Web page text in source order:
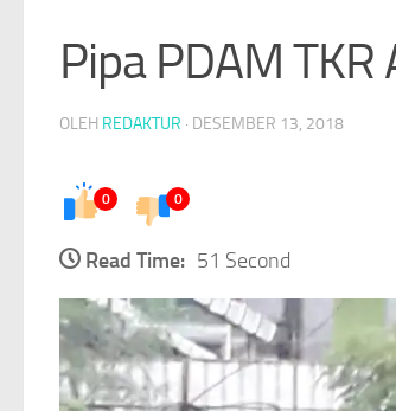
Pipa PDAM
OLEH REDAKTUR · DESEMBER 13, 2018
0 0
Read Time: 51 Second